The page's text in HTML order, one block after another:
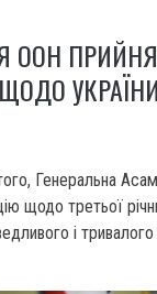
ООН
УКРАЇНИ
Генеральна
щодо третьої
і